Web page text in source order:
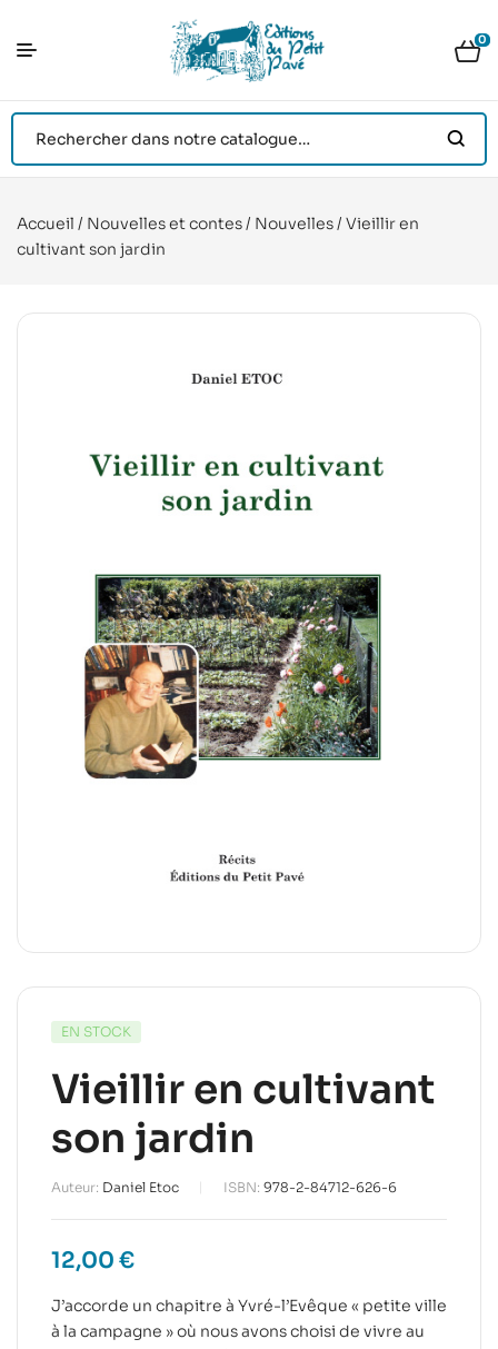
0
Accueil / Nouvelles et contes/ Nouvelles/ Vieillir en
cultivant son jardin
EN STOCK
Vieillir en cultivant
son jardin
Auteur: Daniel Etoc ISBN: 978-2-84712-626-6
12,00 €
J’accorde un chapitre à Yvré-l’Evêque « petite ville
à la campagne » où nous avons choisi de vivre au